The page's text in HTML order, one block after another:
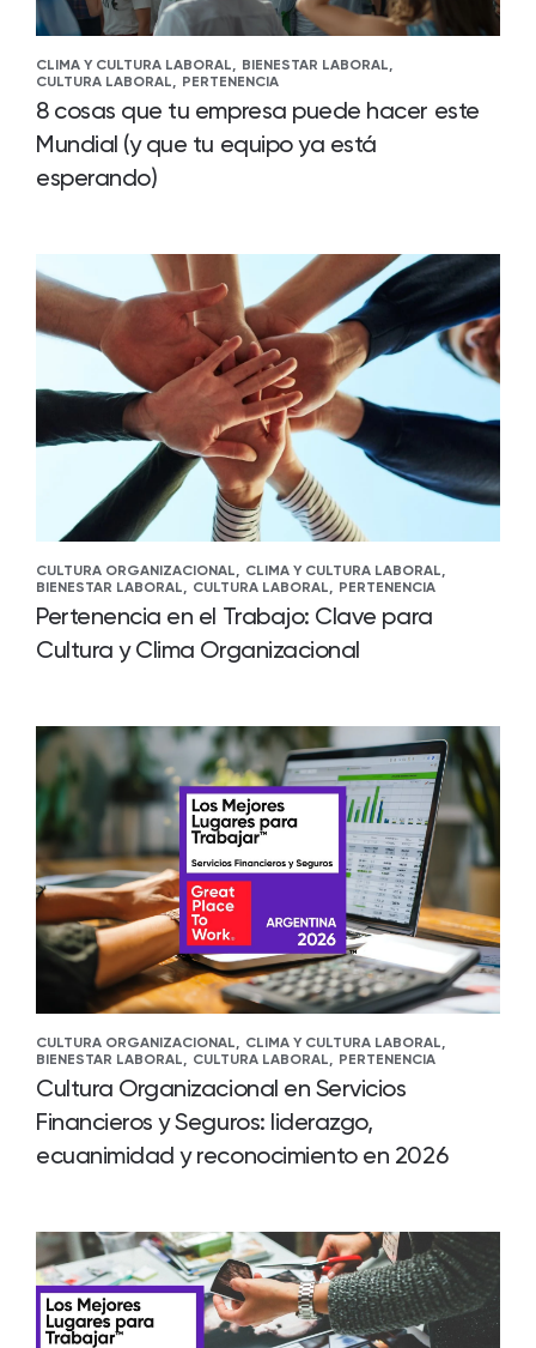
CLIMA Y CULTURA LABORAL, BIENESTAR LABORAL,
CULTURA LABORAL, PERTENENCIA
8 cosas que tu empresa puede hacer este
Mundial (y que tu equipo ya está
esperando)
CULTURA ORGANIZACIONAL, CLIMA Y CULTURA LABORAL,
BIENESTAR LABORAL, CULTURA LABORAL, PERTENENCIA
Pertenencia en el Trabajo: Clave para
Cultura y Clima Organizacional
CULTURA ORGANIZACIONAL, CLIMA Y CULTURA LABORAL,
BIENESTAR LABORAL, CULTURA LABORAL, PERTENENCIA
Cultura Organizacional en Servicios
Financieros y Seguros: liderazgo,
ecuanimidad y reconocimiento en 2026